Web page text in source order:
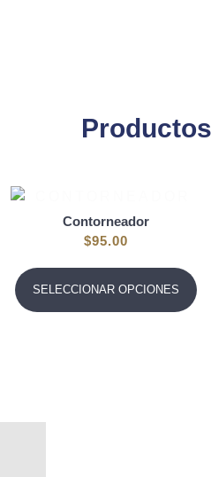
Contorneador
$95.00
SELECCIONAR OPCIONES